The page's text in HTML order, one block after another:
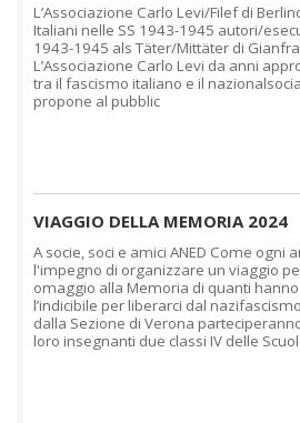
L’Associazione Carlo Levi/Filef di
Italiani nelle SS 1943-1945 autori/
1943-1945 als Täter/Mittäter di
L’Associazione Carlo Levi da anni
tra il fascismo italiano e il
propone al pubblic
VIAGGIO DELLA MEMORIA 2024
A socie, soci e amici ANED Come ogni
l'impegno di organizzare un viaggio
omaggio alla Memoria di quanti
l’indicibile per liberarci dal
dalla Sezione di Verona
loro insegnanti due classi IV delle